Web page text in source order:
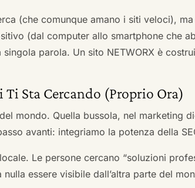
(che comunque amano i siti veloci),
(dal computer allo smartphone che
parola. Un sito NETWORX è
Ti Sta Cercando (Proprio Ora)
mondo. Quella bussola, nel marketing
avanti: integriamo la potenza della
Le persone cercano “soluzioni
essere visibile dall’altra parte del